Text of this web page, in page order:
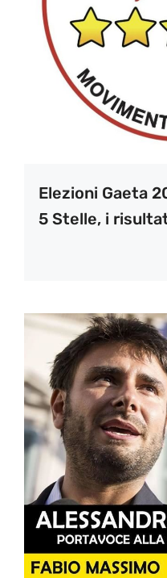
Elezioni Gaeta
5 Stelle, i